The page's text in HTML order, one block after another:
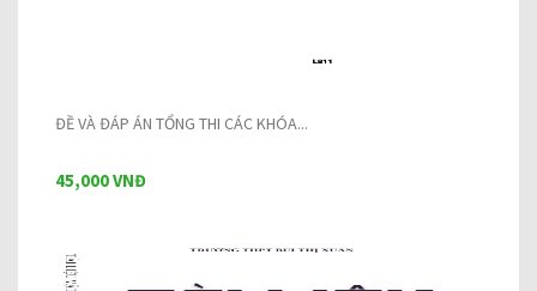
ĐỀ VÀ ĐÁP ÁN TỔNG THI CÁC KHÓA...
45,000 VNĐ